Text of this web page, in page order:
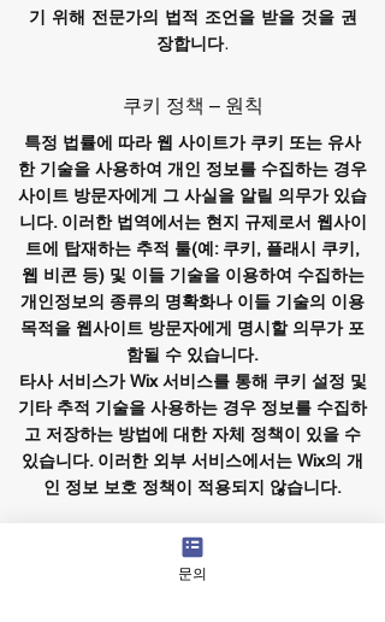
기 위해 전문가의 법적 조언을 받을 것을 권
장합니다.
쿠키 정책 – 원칙
특정 법률에 따라 웹 사이트가 쿠키 또는 유사
한 기술을 사용하여 개인 정보를 수집하는 경우
사이트 방문자에게 그 사실을 알릴 의무가 있습
니다. 이러한 법역에서는 현지 규제로서 웹사이
트에 탑재하는 추적 툴(예: 쿠키, 플래시 쿠키,
웹 비콘 등) 및 이들 기술을 이용하여 수집하는
개인정보의 종류의 명확화나 이들 기술의 이용
목적을 웹사이트 방문자에게 명시할 의무가 포
함될 수 있습니다.
타사 서비스가 Wix 서비스를 통해 쿠키 설정 및
기타 추적 기술을 사용하는 경우 정보를 수집하
고 저장하는 방법에 대한 자체 정책이 있을 수
있습니다. 이러한 외부 서비스에서는 Wix의 개
인 정보 보호 정책이 적용되지 않습니다.
자세한 내용은 당사 도움말 센터 기사
를 참조하십시오.
문의